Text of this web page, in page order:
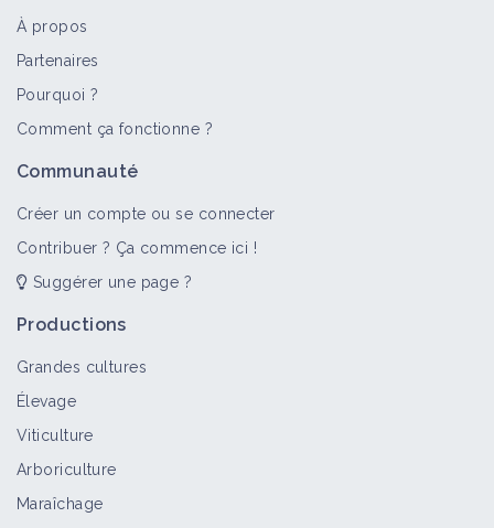
À propos
Partenaires
Pourquoi ?
Comment ça fonctionne ?
Communauté
Créer un compte ou se connecter
Contribuer ? Ça commence ici !
Suggérer une page ?
Productions
Grandes cultures
Élevage
Viticulture
Arboriculture
Maraîchage